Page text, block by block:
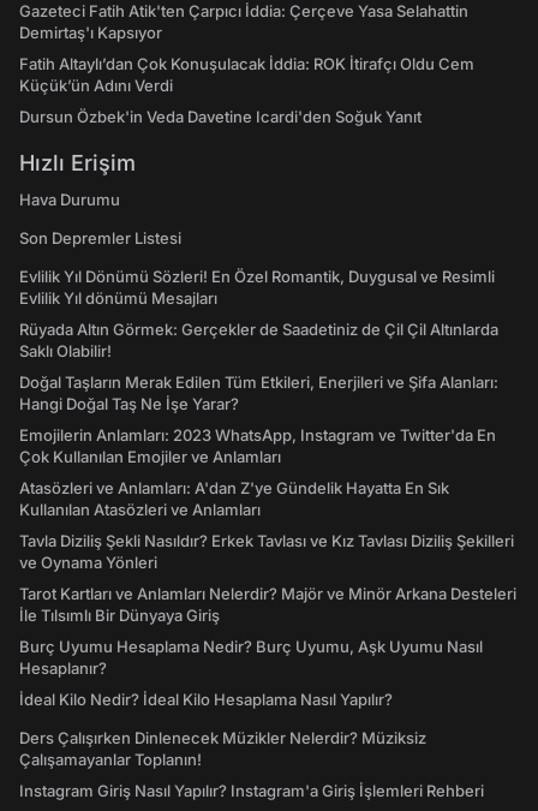
Gazeteci Fatih Atik'ten Çarpıcı İddia: Çerçeve Yasa Selahattin
Demirtaş'ı Kapsıyor
Fatih Altaylı’dan Çok Konuşulacak İddia: ROK İtirafçı Oldu Cem
Küçük’ün Adını Verdi
Dursun Özbek'in Veda Davetine Icardi'den Soğuk Yanıt
Hızlı Erişim
Hava Durumu
Son Depremler Listesi
Evlilik Yıl Dönümü Sözleri! En Özel Romantik, Duygusal ve Resimli
Evlilik Yıl dönümü Mesajları
Rüyada Altın Görmek: Gerçekler de Saadetiniz de Çil Çil Altınlarda
Saklı Olabilir!
Doğal Taşların Merak Edilen Tüm Etkileri, Enerjileri ve Şifa Alanları:
Hangi Doğal Taş Ne İşe Yarar?
Emojilerin Anlamları: 2023 WhatsApp, Instagram ve Twitter'da En
Çok Kullanılan Emojiler ve Anlamları
Atasözleri ve Anlamları: A'dan Z'ye Gündelik Hayatta En Sık
Kullanılan Atasözleri ve Anlamları
Tavla Diziliş Şekli Nasıldır? Erkek Tavlası ve Kız Tavlası Diziliş Şekilleri
ve Oynama Yönleri
Tarot Kartları ve Anlamları Nelerdir? Majör ve Minör Arkana Desteleri
İle Tılsımlı Bir Dünyaya Giriş
Burç Uyumu Hesaplama Nedir? Burç Uyumu, Aşk Uyumu Nasıl
Hesaplanır?
İdeal Kilo Nedir? İdeal Kilo Hesaplama Nasıl Yapılır?
Ders Çalışırken Dinlenecek Müzikler Nelerdir? Müziksiz
Çalışamayanlar Toplanın!
Instagram Giriş Nasıl Yapılır? Instagram'a Giriş İşlemleri Rehberi